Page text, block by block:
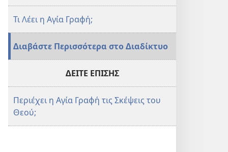
Τι Λέει η Αγία Γραφή;
Διαβάστε Περισσότερα στο Διαδίκτυο
ΔΕΙΤΕ ΕΠΙΣΗΣ
Περιέχει η Αγία Γραφή τις Σκέψεις του
Θεού;